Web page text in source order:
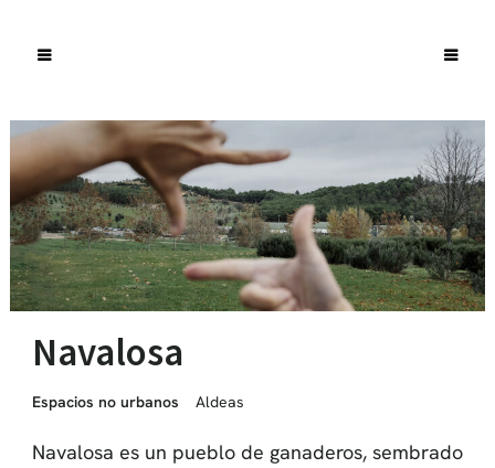
Navalosa
Espacios no urbanos Aldeas
Navalosa es un pueblo de ganaderos, sembrado